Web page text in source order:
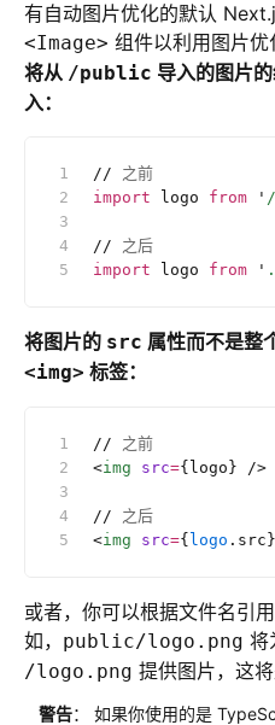
有自动图片优化的默认
<Image> 组件以利用图片优
将从 /public 导入的图片
入：
// 之前
import logo from '
// 之后
import logo from '
将图片的 src 属性而不是整
<img> 标签：
// 之前
<img src={logo} />
// 之后
<img src={ logo
或者，你可以根据文件名引
如， public/logo.png 将
/logo.png 提供图片，这
警告： 如果你使用的是